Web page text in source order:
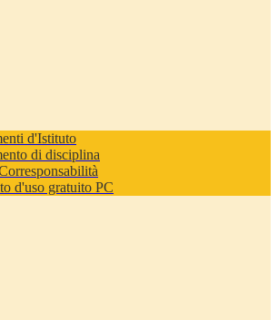
d'Istituto
di disciplina
d'uso gratuito PC